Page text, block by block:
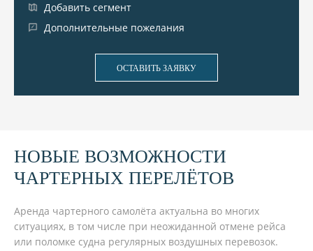
Добавить сегмент
Дополнительные пожелания
ОСТАВИТЬ ЗАЯВКУ
НОВЫЕ ВОЗМОЖНОСТИ
ЧАРТЕРНЫХ ПЕРЕЛЁТОВ
Аренда чартерного самолёта актуальна во многих
ситуациях, в том числе при неожиданной отмене рейса
или поломке судна регулярных воздушных перевозок.